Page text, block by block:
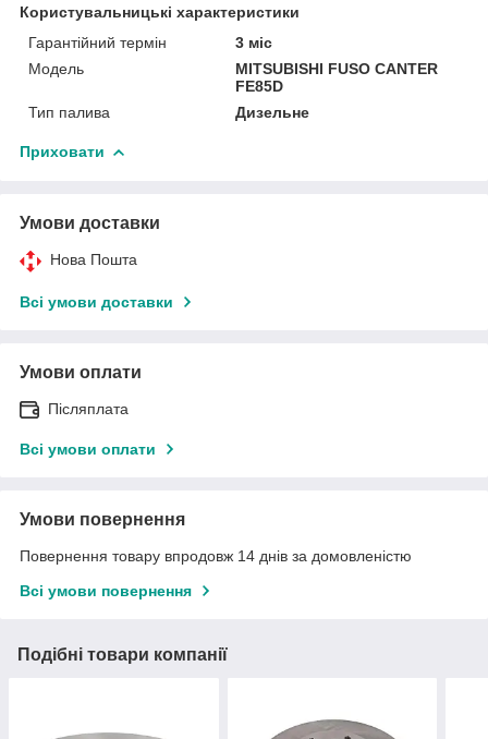
Користувальницькі характеристики
Гарантійний термін
3 міс
Модель
MITSUBISHI FUSO CANTER
FE85D
Тип палива
Дизельне
Приховати
Умови доставки
Нова Пошта
Всі умови доставки
Умови оплати
Післяплата
Всі умови оплати
Умови повернення
Повернення товару впродовж 14 днів за домовленістю
Всі умови повернення
Подібні товари компанії